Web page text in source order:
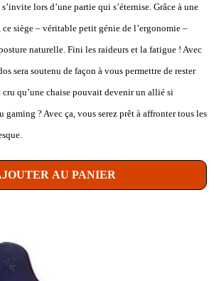
lors d’une partie qui s’éternise. Grâce à une
siège – véritable petit génie de l’ergonomie –
naturelle. Fini les raideurs et la fatigue ! Avec
sera soutenu de façon à vous permettre de rester
qu’une chaise pouvait devenir un allié si
gaming ? Avec ça, vous serez prêt à affronter tous les
AU PANIER